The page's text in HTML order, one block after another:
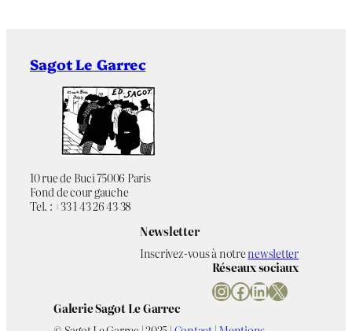
Sagot Le Garrec
10 rue de Buci 75006 Paris
Fond de cour gauche
Tel. : +33 1 43 26 43 38
Newsletter
Inscrivez-vous à notrenewsletter
Réseaux sociaux
InstagramFacebook LinkedIn X
Galerie Sagot Le Garrec